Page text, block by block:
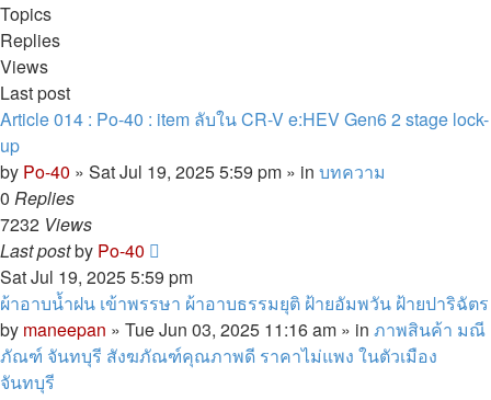
Topics
Replies
Views
Last post
Article 014 : Po-40 : item ลับใน CR-V e:HEV Gen6 2 stage lock-
up
by Po-40 » Sat Jul 19, 2025 5:59 pm » in บทความ
0 Replies
7232 Views
Last postby Po-40
Sat Jul 19, 2025 5:59 pm
ผ้าอาบน้ำฝน เข้าพรรษา ผ้าอาบธรรมยุติ ฝ้ายอัมพวัน ฝ้ายปาริฉัตร
by maneepan » Tue Jun 03, 2025 11:16 am » in ภาพสินค้า มณี
ภัณฑ์ จันทบุรี สังฆภัณฑ์คุณภาพดี ราคาไม่แพง ในตัวเมือง
จันทบุรี